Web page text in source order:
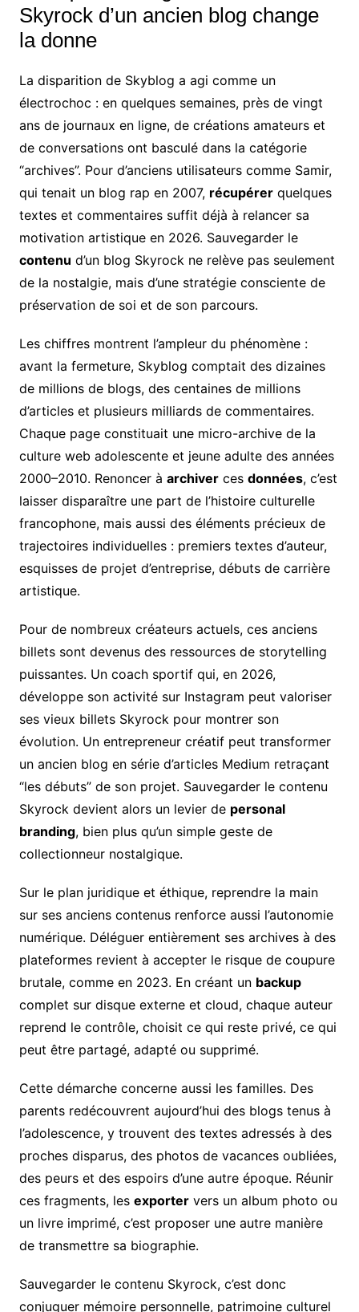
Skyrock d’un ancien blog change
la donne
La disparition de Skyblog a agi comme un
électrochoc : en quelques semaines, près de vingt
ans de journaux en ligne, de créations amateurs et
de conversations ont basculé dans la catégorie
“archives”. Pour d’anciens utilisateurs comme Samir,
qui tenait un blog rap en 2007, récupérerquelques
textes et commentaires suffit déjà à relancer sa
motivation artistique en 2026. Sauvegarder le
contenu d’un blog Skyrock ne relève pas seulement
de la nostalgie, mais d’une stratégie consciente de
préservation de soi et de son parcours.
Les chiffres montrent l’ampleur du phénomène :
avant la fermeture, Skyblog comptait des dizaines
de millions de blogs, des centaines de millions
d’articles et plusieurs milliards de commentaires.
Chaque page constituait une micro-archive de la
culture web adolescente et jeune adulte des années
2000–2010. Renoncer à archiverces données, c’est
laisser disparaître une part de l’histoire culturelle
francophone, mais aussi des éléments précieux de
trajectoires individuelles : premiers textes d’auteur,
esquisses de projet d’entreprise, débuts de carrière
artistique.
Pour de nombreux créateurs actuels, ces anciens
billets sont devenus des ressources de storytelling
puissantes. Un coach sportif qui, en 2026,
développe son activité sur Instagram peut valoriser
ses vieux billets Skyrock pour montrer son
évolution. Un entrepreneur créatif peut transformer
un ancien blog en série d’articles Medium retraçant
“les débuts” de son projet. Sauvegarder le contenu
Skyrock devient alors un levier de personal
branding, bien plus qu’un simple geste de
collectionneur nostalgique.
Sur le plan juridique et éthique, reprendre la main
sur ses anciens contenus renforce aussi l’autonomie
numérique. Déléguer entièrement ses archives à des
plateformes revient à accepter le risque de coupure
brutale, comme en 2023. En créant un backup
complet sur disque externe et cloud, chaque auteur
reprend le contrôle, choisit ce qui reste privé, ce qui
peut être partagé, adapté ou supprimé.
Cette démarche concerne aussi les familles. Des
parents redécouvrent aujourd’hui des blogs tenus à
l’adolescence, y trouvent des textes adressés à des
proches disparus, des photos de vacances oubliées,
des peurs et des espoirs d’une autre époque. Réunir
ces fragments, les exportervers un album photo ou
un livre imprimé, c’est proposer une autre manière
de transmettre sa biographie.
Sauvegarder le contenu Skyrock, c’est donc
conjuguer mémoire personnelle, patrimoine culturel